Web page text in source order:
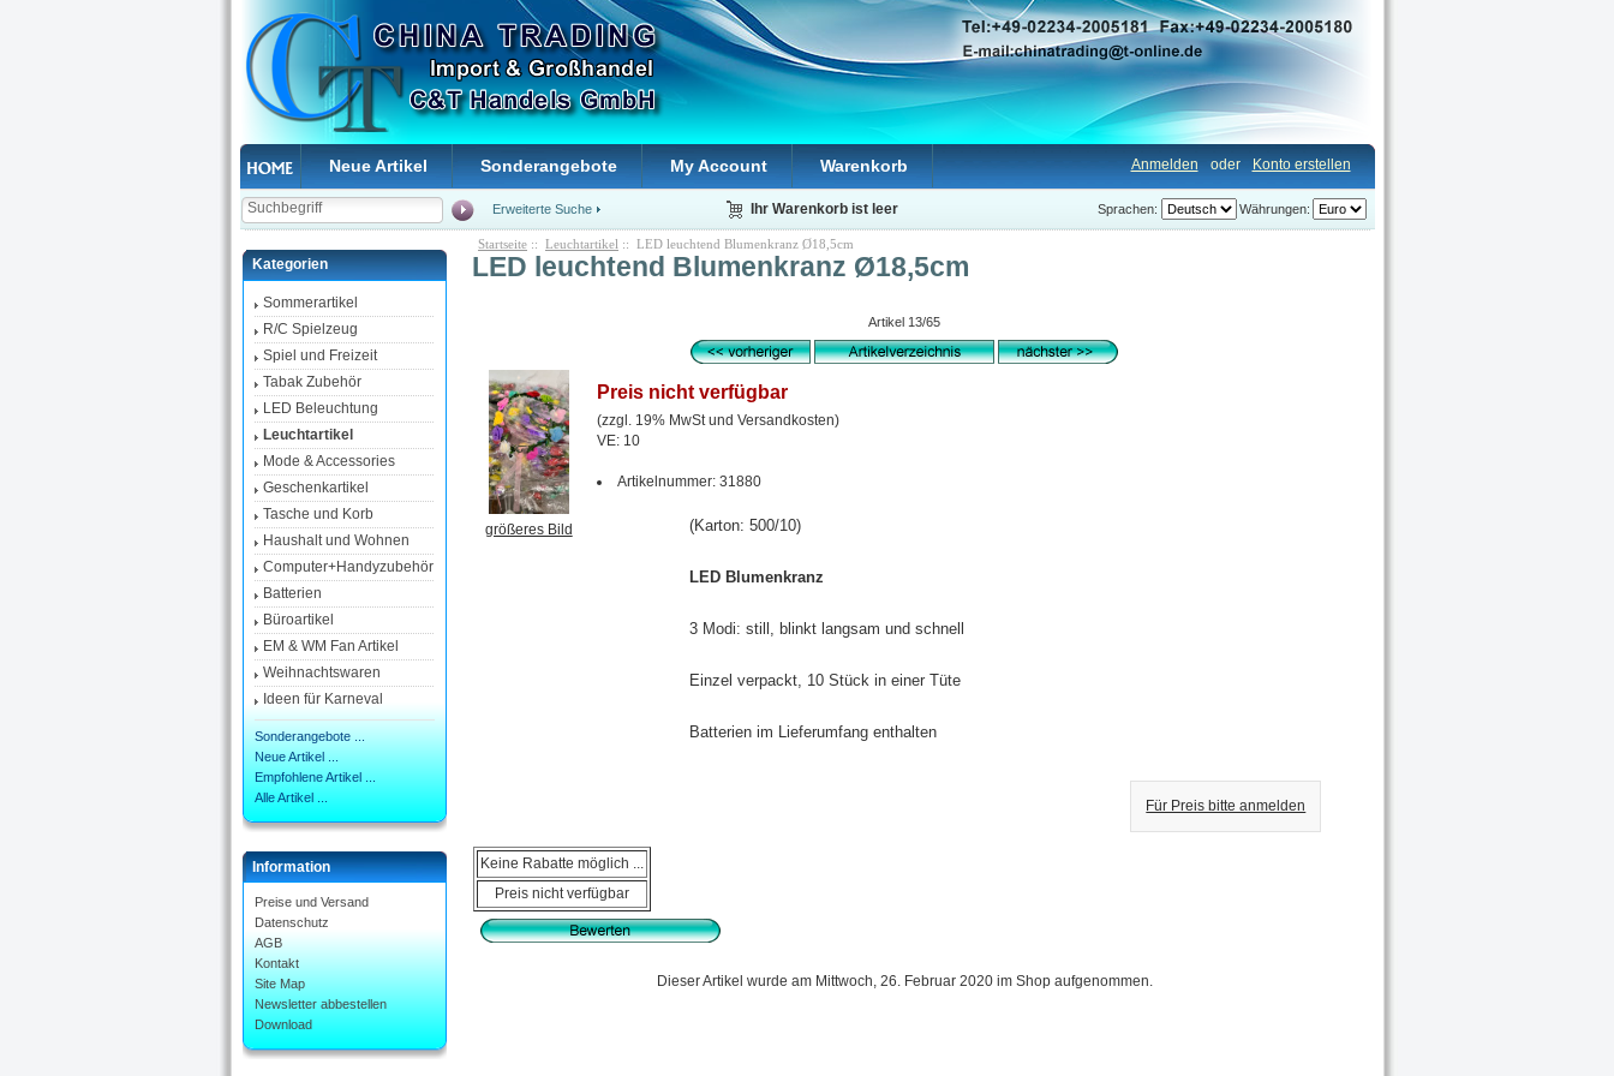
Neue Artikel Sonderangebote My Account Warenkorb Anmelden oder Konto erstellen
Erweiterte Suche Ihr Warenkorb ist leer Währungen:
Sprachen:
Kategorien
Sommerartikel
R/C Spielzeug
Spiel und Freizeit
Tabak Zubehör
LED Beleuchtung
Leuchtartikel
Mode & Accessories
Geschenkartikel
Tasche und Korb
Haushalt und Wohnen
Computer+Handyzubehör
Batterien
Büroartikel
EM & WM Fan Artikel
Weihnachtswaren
Ideen für Karneval
Sonderangebote ...
Neue Artikel ...
Empfohlene Artikel ...
Alle Artikel ...
Information
Preise und Versand
Datenschutz
AGB
Kontakt
Site Map
Newsletter abbestellen
Download
Startseite :: Leuchtartikel :: LED leuchtend Blumenkranz Ø18,5cm
LED leuchtend Blumenkranz Ø18,5cm
Artikel 13/65
größeres Bild
Preis nicht verfügbar
(zzgl. 19% MwSt und Versandkosten)
VE: 10
Artikelnummer: 31880
(Karton: 500/10)
LED Blumenkranz
3 Modi: still, blinkt langsam und schnell
Einzel verpackt, 10 Stück in einer Tüte
Batterien im Lieferumfang enthalten
Für Preis bitte anmelden
Keine Rabatte möglich ...
Preis nicht verfügbar
Dieser Artikel wurde am Mittwoch, 26. Februar 2020 im Shop aufgenommen.